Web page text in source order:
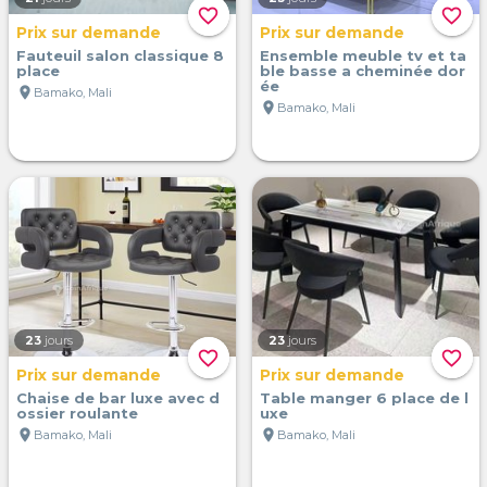
favorite_border
Prix sur demande
Fauteuil salon classique 8
place
location_on Bamako, Mali
favorite_border
Prix sur demande
Ensemble meuble tv et ta
ble basse a cheminée dor
ée
location_on Bamako, Mali
favorite_border
23 jours
Prix sur demande
Chaise de bar luxe avec d
ossier roulante
location_on Bamako, Mali
favorite_border
23 jours
Prix sur demande
Table manger 6 place de l
uxe
location_on Bamako, Mali